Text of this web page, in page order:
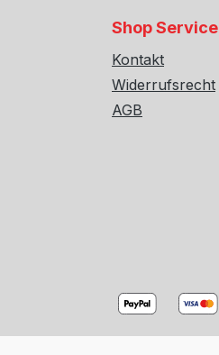
Shop Service
Kontakt
Widerrufsrecht
AGB